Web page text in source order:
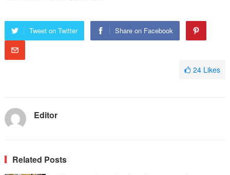
Tweet on Twitter Share on Facebook
24 Likes
Editor
Related Posts